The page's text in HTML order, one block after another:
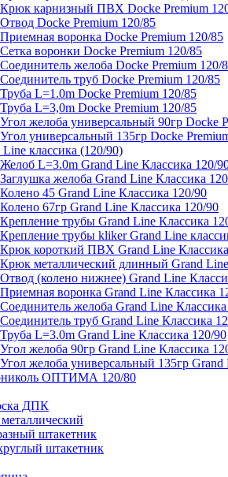
Крюк карнизный ПВХ Docke Premium
Отвод Docke Premium 120/85
Приемная воронка Docke Premium 120/85
Сетка воронки Docke Premium 120/85
Соединитель желоба Docke Premium 120/
Соединитель труб Docke Premium 120/85
Труба L=1.0m Docke Premium 120/85
Труба L=3,0m Docke Premium 120/85
Угол желоба универсальный 90гр Docke
Угол универсальный 135гр Docke
Line классика (120/90)
Желоб L=3.0m Grand Line Классика 120/
Заглушка желоба Grand Line Классика
Колено 45 Grand Line Классика 120/90
Колено 67гр Grand Line Классика 120/90
Крепление трубы Grand Line Классика
Крепление трубы kliker Grand Line
Крюк короткий ПВХ Grand Line
Крюк металлический длинный Grand
Отвод (колено нижнее) Grand Line
Приемная воронка Grand Line Классика
Соединитель желоба Grand Line
Соединитель труб Grand Line Классика
Труба L=3.0m Grand Line Классика 120/90
Угол желоба 90гр Grand Line Классика
Угол желоба универсальный 135гр Grand
ОПТИМА 120/80
ДПК
штакетник
штакетник